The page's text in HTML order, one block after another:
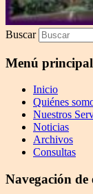
Buscar
Menú principal
Inicio
Quiénes
Nuestros
Noticias
Archivos
Consultas
Navegación de